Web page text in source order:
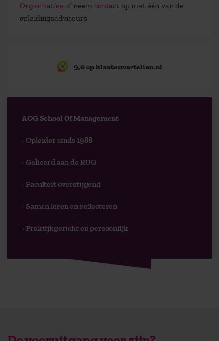
Organisaties of neem contact op met één van de
opleidingsadviseurs.
9,0 op klantenvertellen.nl
AOG School Of Management
- Opleider sinds 1988
- Gelieerd aan de RUG
- Faculteit overstijgend
- Samen leren en reflecteren
- Praktijkgericht en persoonlijk